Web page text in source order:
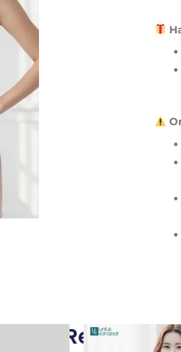
Related